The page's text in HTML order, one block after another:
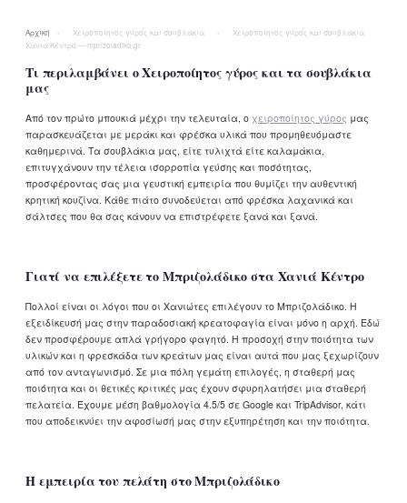
Αρχική › Χειροποίητος γύρος και σουβλάκια ›
Χειροποίητος γύρος και σουβλάκια
Χανιά Κέντρο — mprizoladiko.gr
Τι περιλαμβάνει ο Χειροποίητος γύρος και τα σουβλάκια
μας
Από τον πρώτο μπουκιά μέχρι την τελευταία, ο χειροποίητος γύρος μας
παρασκευάζεται με μεράκι και φρέσκα υλικά που προμηθευόμαστε
καθημερινά. Τα σουβλάκια μας, είτε τυλιχτά είτε καλαμάκια,
επιτυγχάνουν την τέλεια ισορροπία γεύσης και ποσότητας,
προσφέροντας σας μια γευστική εμπειρία που θυμίζει την αυθεντική
κρητική κουζίνα. Κάθε πιάτο συνοδεύεται από φρέσκα λαχανικά και
σάλτσες που θα σας κάνουν να επιστρέφετε ξανά και ξανά.
Γιατί να επιλέξετε το Μπριζολάδικο στα Χανιά Κέντρο
Πολλοί είναι οι λόγοι που οι Χανιώτες επιλέγουν το Μπριζολάδικο. Η
εξειδίκευσή μας στην παραδοσιακή κρεατοφαγία είναι μόνο η αρχή. Εδώ
δεν προσφέρουμε απλά γρήγορο φαγητό. Η προσοχή στην ποιότητα των
υλικών και η φρεσκάδα των κρεάτων μας είναι αυτά που μας ξεχωρίζουν
από τον ανταγωνισμό. Σε μια πόλη γεμάτη επιλογές, η σταθερή μας
ποιότητα και οι θετικές κριτικές μας έχουν σφυρηλατήσει μια σταθερή
πελατεία. Έχουμε μέση βαθμολογία 4.5/5 σε Google και TripAdvisor, κάτι
που αποδεικνύει την αφοσίωσή μας στην εξυπηρέτηση και την ποιότητα.
Η εμπειρία του πελάτη στο Μπριζολάδικο